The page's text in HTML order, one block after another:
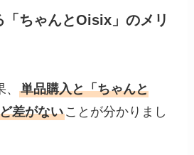
「ちゃんとOisix」のメリ
、単品購入と「ちゃんと
差がないことが分かりまし